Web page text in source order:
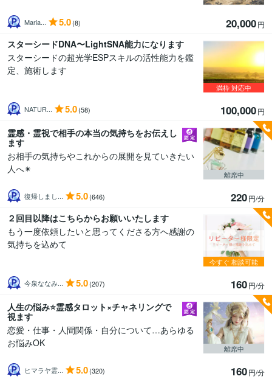
Maria... 5.0(8) 20,000円
スターシードDNA〜LightSNA能力になります
スターシードの超光学ESPスキルの活性能力を鑑
定、施術します
NATUR... 5.0(58) 100,000円
満枠対応中
霊感・霊視で相手の本当の気持ちをお伝えし
ます
お相手の気持ちやこれからの展開を見ていきたい
人へ✴︎
復帰しまし... 5.0(646) 220円/分
離席中
２回目以降はこちらからお願いいたします
もう一度依頼したいと思ってくださる方へ感謝の
気持ちを込めて
今泉ななみ... 5.0(207) 160円/分
今すぐ 相談可能
人生の悩み⭐霊感タロット×チャネリングで
視ます
恋愛・仕事・人間関係・自分について…あらゆる
お悩みOK
ヒマラヤ霊... 5.0(320) 160円/分
離席中